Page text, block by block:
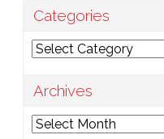
Categories
Categories
Archives
Archives